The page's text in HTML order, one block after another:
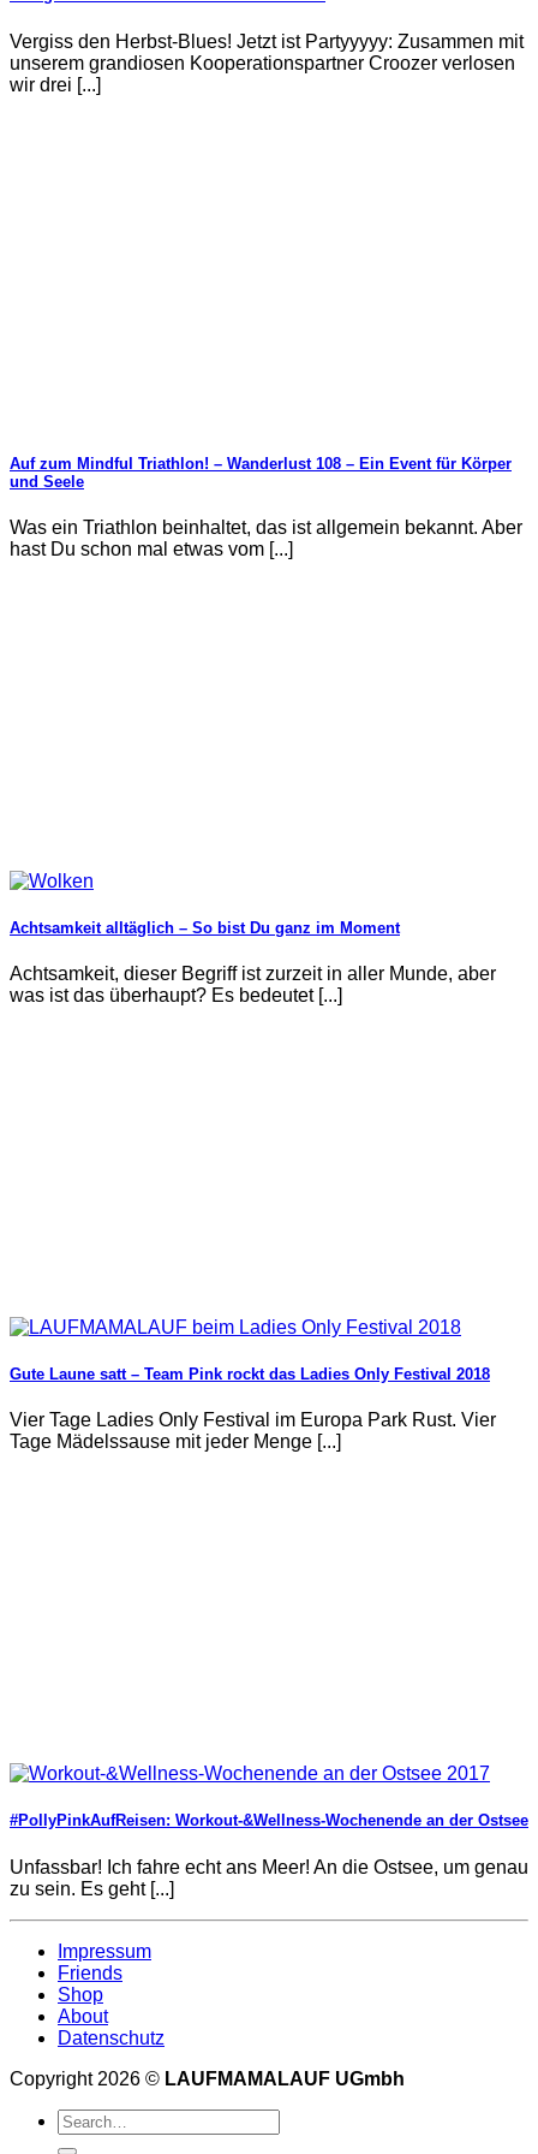
Vergiss den Herbst-Blues! Jetzt ist Partyyyyy: Zusammen mit
unserem grandiosen Kooperationspartner Croozer verlosen
wir drei [...]
Auf zum Mindful Triathlon! – Wanderlust 108 – Ein Event für Körper
und Seele
Was ein Triathlon beinhaltet, das ist allgemein bekannt. Aber
hast Du schon mal etwas vom [...]
Achtsamkeit alltäglich – So bist Du ganz im Moment
Achtsamkeit, dieser Begriff ist zurzeit in aller Munde, aber
was ist das überhaupt? Es bedeutet [...]
Gute Laune satt – Team Pink rockt das Ladies Only Festival 2018
Vier Tage Ladies Only Festival im Europa Park Rust. Vier
Tage Mädelssause mit jeder Menge [...]
#PollyPinkAufReisen: Workout-&Wellness-Wochenende an der Ostsee
Unfassbar! Ich fahre echt ans Meer! An die Ostsee, um genau
zu sein. Es geht [...]
Impressum
Friends
Shop
About
Datenschutz
Copyright 2026 © LAUFMAMALAUF UGmbh